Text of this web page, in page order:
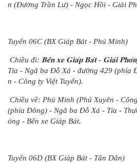
n (Đường Trần Lư) - Ngọc Hồi - Giải
Tuyến 06C (BX Giáp Bát - Phú Minh)
Chiều đi: 𝐁𝐞̂́𝐧 𝐱𝐞 𝐆𝐢𝐚́𝐩 𝐁𝐚́𝐭 - 𝐆𝐢𝐚̉𝐢
Tía - Ngã ba Đỗ Xá - đường 429 (phía
n - Công ty Việt Tuyến).
Chiều về: Phú Minh (Phú Xuyên -
(phía Đông) - Ngã ba Đỗ Xá - Tía -
óng - Bến xe Giáp Bát.
Tuyến 06D (BX Giáp Bát - Tân Dân)